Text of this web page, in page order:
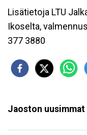
Lisätietoja LTU
Ikoselta,
377 3880
Jaoston uusimmat